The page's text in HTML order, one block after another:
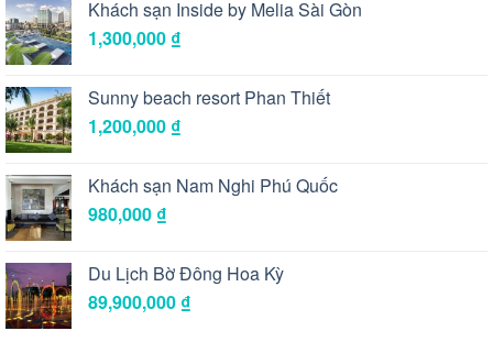
Khách sạn Inside by Melia Sài Gòn
1,300,000 ₫
Sunny beach resort Phan Thiết
1,200,000 ₫
Khách sạn Nam Nghi Phú Quốc
980,000 ₫
Du Lịch Bờ Đông Hoa Kỳ
89,900,000 ₫